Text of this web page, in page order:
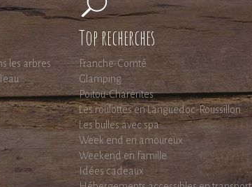
les arbres
Top recherches
Franche-Comté
Glamping
Poitou-Charentes
Les roulottes en Languedoc-Roussillon
Les bulles avec spa
Week end en amoureux
Weekend en famille
Idées cadeaux